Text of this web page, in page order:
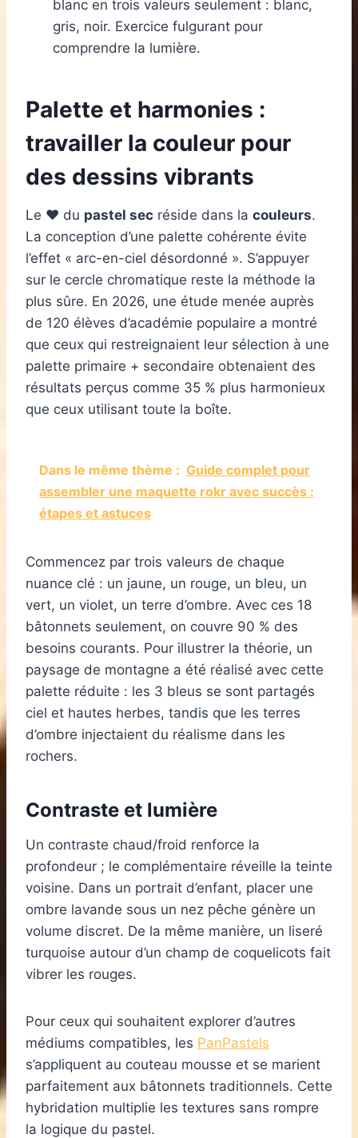
blanc en trois valeurs seulement : blanc,
gris, noir. Exercice fulgurant pour
comprendre la lumière.
Palette et harmonies :
travailler la couleur pour
des dessins vibrants
Le ❤ du pastel sec réside dans la couleurs.
La conception d’une palette cohérente évite
l’effet « arc-en-ciel désordonné ». S’appuyer
sur le cercle chromatique reste la méthode la
plus sûre. En 2026, une étude menée auprès
de 120 élèves d’académie populaire a montré
que ceux qui restreignaient leur sélection à une
palette primaire + secondaire obtenaient des
résultats perçus comme 35 % plus harmonieux
que ceux utilisant toute la boîte.
Dans le même thème : Guide complet pour
assembler une maquette rokr avec succès :
étapes et astuces
Commencez par trois valeurs de chaque
nuance clé : un jaune, un rouge, un bleu, un
vert, un violet, un terre d’ombre. Avec ces 18
bâtonnets seulement, on couvre 90 % des
besoins courants. Pour illustrer la théorie, un
paysage de montagne a été réalisé avec cette
palette réduite : les 3 bleus se sont partagés
ciel et hautes herbes, tandis que les terres
d’ombre injectaient du réalisme dans les
rochers.
Contraste et lumière
Un contraste chaud/froid renforce la
profondeur ; le complémentaire réveille la teinte
voisine. Dans un portrait d’enfant, placer une
ombre lavande sous un nez pêche génère un
volume discret. De la même manière, un liseré
turquoise autour d’un champ de coquelicots fait
vibrer les rouges.
Pour ceux qui souhaitent explorer d’autres
médiums compatibles, les PanPastels
s’appliquent au couteau mousse et se marient
parfaitement aux bâtonnets traditionnels. Cette
hybridation multiplie les textures sans rompre
la logique du pastel.